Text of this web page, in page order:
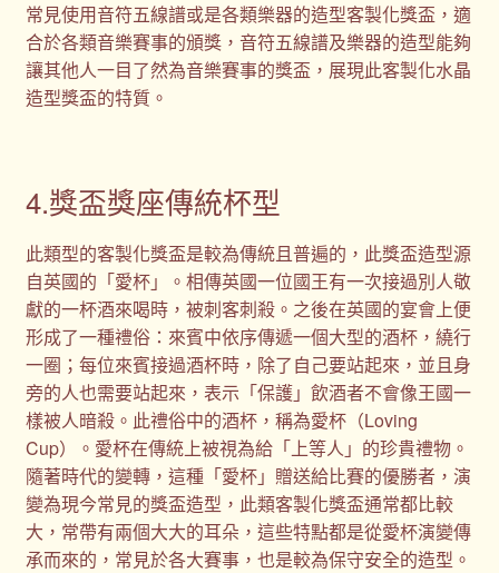
常見使用音符五線譜或是各類樂器的造型客製化獎盃，適
合於各類音樂賽事的頒獎，音符五線譜及樂器的造型能夠
讓其他人一目了然為音樂賽事的獎盃，展現此客製化水晶
造型獎盃的特質。
4.獎盃獎座傳統杯型
此類型的客製化獎盃是較為傳統且普遍的，此獎盃造型源
自英國的「愛杯」。相傳英國一位國王有一次接過別人敬
獻的一杯酒來喝時，被刺客刺殺。之後在英國的宴會上便
形成了一種禮俗：來賓中依序傳遞一個大型的酒杯，繞行
一圈；每位來賓接過酒杯時，除了自己要站起來，並且身
旁的人也需要站起來，表示「保護」飲酒者不會像王國一
樣被人暗殺。此禮俗中的酒杯，稱為愛杯（Loving
Cup）。愛杯在傳統上被視為給「上等人」的珍貴禮物。
隨著時代的變轉，這種「愛杯」贈送給比賽的優勝者，演
變為現今常見的獎盃造型，此類客製化獎盃通常都比較
大，常帶有兩個大大的耳朵，這些特點都是從愛杯演變傳
承而來的，常見於各大賽事，也是較為保守安全的造型。